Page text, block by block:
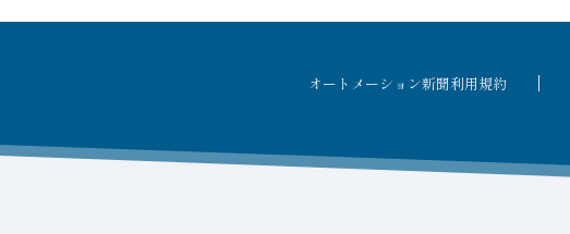
オートメーション新聞利用規約